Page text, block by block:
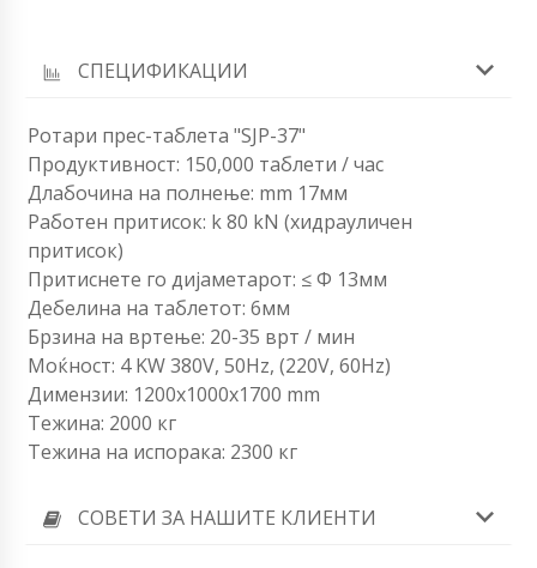
СПЕЦИФИКАЦИИ
Ротари прес-таблета "SJP-37"
Продуктивност: 150,000 таблети / час
Длабочина на полнење: mm 17мм
Работен притисок: k 80 kN (хидрауличен
притисок)
Притиснете го дијаметарот: ≤ Φ 13мм
Дебелина на таблетот: 6мм
Брзина на вртење: 20-35 врт / мин
Моќност: 4 KW 380V, 50Hz, (220V, 60Hz)
Димензии: 1200x1000x1700 mm
Тежина: 2000 кг
Тежина на испорака: 2300 кг
СОВЕТИ ЗА НАШИТЕ КЛИЕНТИ